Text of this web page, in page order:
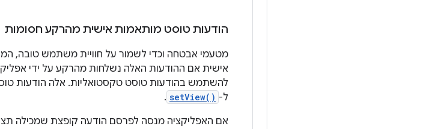
הודעות טוסט מותאמות אישית מהרקע חסומות
מטעמי אבטחה וכדי לשמור על חוויית משתמש טובה,
להשתמש בהודעות טוסט טקסטואליות. אלה הודעות
ל- setView()
.
אם האפליקציה מנסה לפרסם הודעה קופצת שמכילה